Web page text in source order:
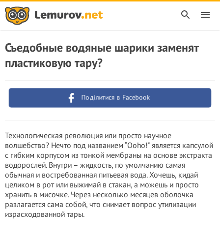
Съедобные водяные шарики заменят
пластиковую тару?
Поділитися в Facebook
Технологическая революция или просто научное
волшебство? Нечто под названием “Ooho!” является капсулой
с гибким корпусом из тонкой мембраны на основе экстракта
водорослей. Внутри – жидкость, по умолчанию самая
обычная и востребованная питьевая вода. Хочешь, кидай
целиком в рот или выжимай в стакан, а можешь и просто
хранить в мисочке. Через несколько месяцев оболочка
разлагается сама собой, что снимает вопрос утилизации
израсходованной тары.